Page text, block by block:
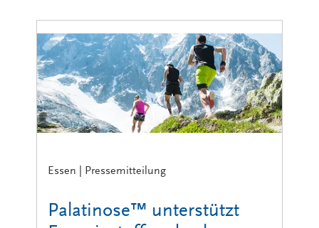
Essen | Pressemitteilung
Palatinose™ unterstützt